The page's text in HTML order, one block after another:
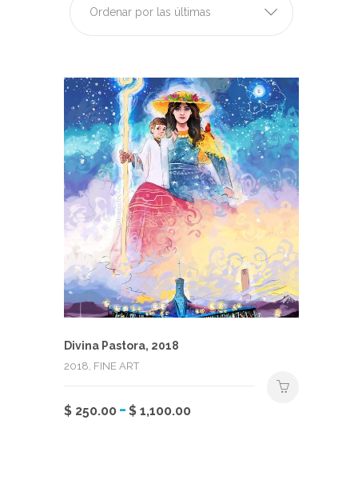
Ordenar por las últimas
Divina Pastora, 2018
2018, FINE ART
$ 250.00 - $ 1,100.00Rango
Este